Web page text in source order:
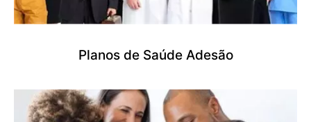
Planos de Saúde Adesão